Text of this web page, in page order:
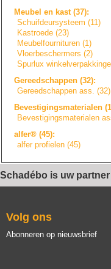
Meubel en kast (37):
Schuifdeursysteem (11)
Kastroede (23)
Meubelfournituren (1)
Vloerbeschermers (2)
Spurlux winkelverpakkinge
Gereedschappen (32):
Gereedschappen ass. (32)
Bevestigingsmaterial en
Bevestigingsmaterialen
alfer® (45):
alfer profielen (45)
Schadébo is uw
Volg ons
Abonneren op nieuwsbrief